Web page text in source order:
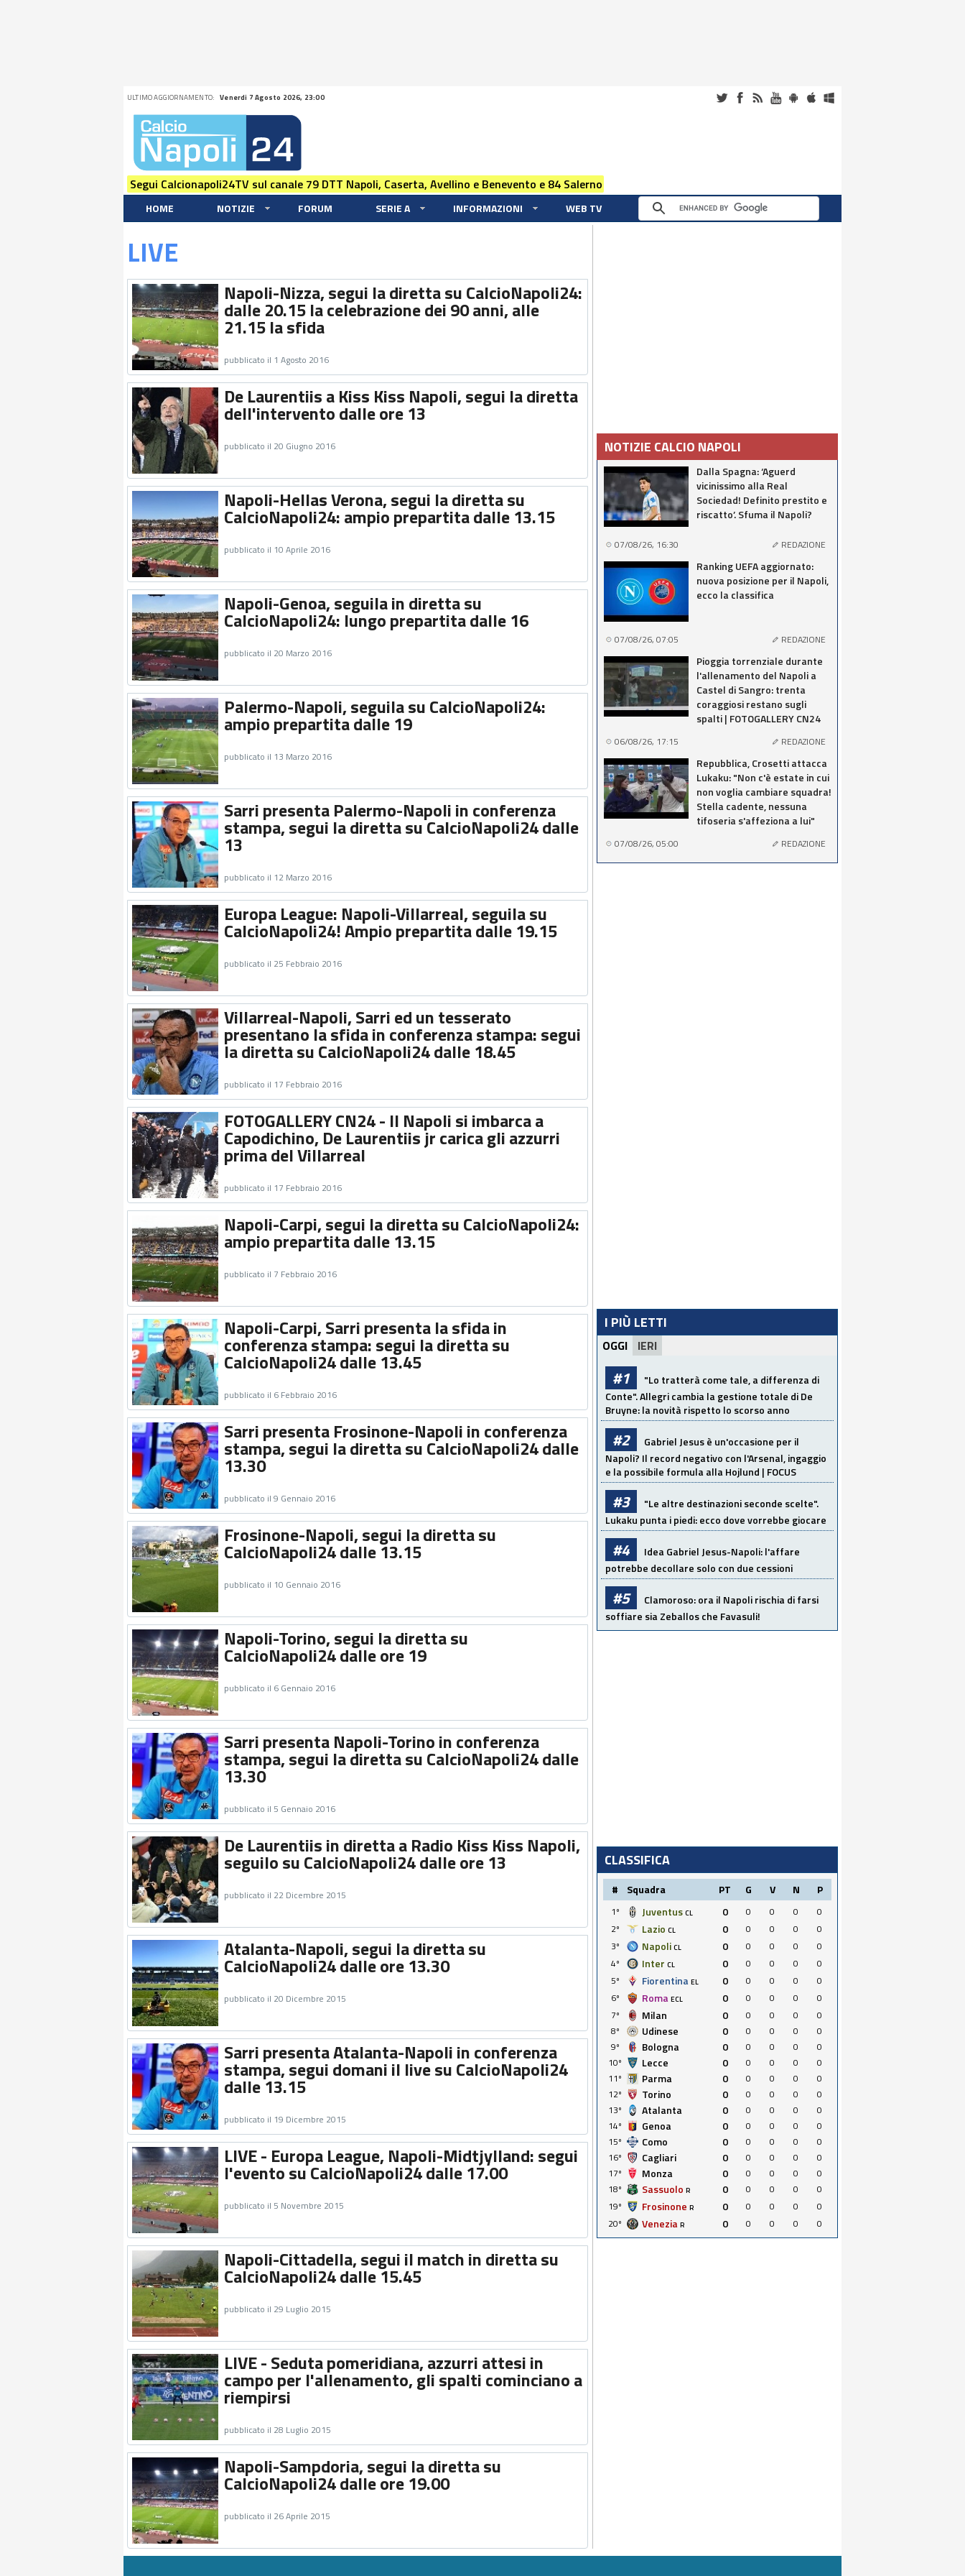
ULTIMO AGGIORNAMENTO: Venerdi 7 Agosto 2026, 23:00
Segui Calcionapoli24TV sul canale 79 DTT Napoli, Caserta, Avellino e Benevento e 84 Salerno
HOME NOTIZIE FORUM SERIE A INFORMAZIONI WEB TV
LIVE
Napoli-Nizza, segui la diretta su CalcioNapoli24:
dalle 20.15 la celebrazione dei 90 anni, alle
21.15 la sfida
pubblicato il 1 Agosto 2016
De Laurentiis a Kiss Kiss Napoli, segui la diretta
dell'intervento dalle ore 13
pubblicato il 20 Giugno 2016
Napoli-Hellas Verona, segui la diretta su
CalcioNapoli24: ampio prepartita dalle 13.15
pubblicato il 10 Aprile 2016
Napoli-Genoa, seguila in diretta su
CalcioNapoli24: lungo prepartita dalle 16
pubblicato il 20 Marzo 2016
Palermo-Napoli, seguila su CalcioNapoli24:
ampio prepartita dalle 19
pubblicato il 13 Marzo 2016
Sarri presenta Palermo-Napoli in conferenza
stampa, segui la diretta su CalcioNapoli24 dalle
13
pubblicato il 12 Marzo 2016
Europa League: Napoli-Villarreal, seguila su
CalcioNapoli24! Ampio prepartita dalle 19.15
pubblicato il 25 Febbraio 2016
Villarreal-Napoli, Sarri ed un tesserato
presentano la sfida in conferenza stampa: segui
la diretta su CalcioNapoli24 dalle 18.45
pubblicato il 17 Febbraio 2016
FOTOGALLERY CN24 - Il Napoli si imbarca a
Capodichino, De Laurentiis jr carica gli azzurri
prima del Villarreal
pubblicato il 17 Febbraio 2016
Napoli-Carpi, segui la diretta su CalcioNapoli24:
ampio prepartita dalle 13.15
pubblicato il 7 Febbraio 2016
Napoli-Carpi, Sarri presenta la sfida in
conferenza stampa: segui la diretta su
CalcioNapoli24 dalle 13.45
pubblicato il 6 Febbraio 2016
Sarri presenta Frosinone-Napoli in conferenza
stampa, segui la diretta su CalcioNapoli24 dalle
13.30
pubblicato il 9 Gennaio 2016
Frosinone-Napoli, segui la diretta su
CalcioNapoli24 dalle 13.15
pubblicato il 10 Gennaio 2016
Napoli-Torino, segui la diretta su
CalcioNapoli24 dalle ore 19
pubblicato il 6 Gennaio 2016
Sarri presenta Napoli-Torino in conferenza
stampa, segui la diretta su CalcioNapoli24 dalle
13.30
pubblicato il 5 Gennaio 2016
De Laurentiis in diretta a Radio Kiss Kiss Napoli,
seguilo su CalcioNapoli24 dalle ore 13
pubblicato il 22 Dicembre 2015
Atalanta-Napoli, segui la diretta su
CalcioNapoli24 dalle ore 13.30
pubblicato il 20 Dicembre 2015
Sarri presenta Atalanta-Napoli in conferenza
stampa, segui domani il live su CalcioNapoli24
dalle 13.15
pubblicato il 19 Dicembre 2015
LIVE - Europa League, Napoli-Midtjylland: segui
l'evento su CalcioNapoli24 dalle 17.00
pubblicato il 5 Novembre 2015
Napoli-Cittadella, segui il match in diretta su
CalcioNapoli24 dalle 15.45
pubblicato il 29 Luglio 2015
LIVE - Seduta pomeridiana, azzurri attesi in
campo per l'allenamento, gli spalti cominciano a
riempirsi
pubblicato il 28 Luglio 2015
Napoli-Sampdoria, segui la diretta su
CalcioNapoli24 dalle ore 19.00
pubblicato il 26 Aprile 2015
NOTIZIE CALCIO NAPOLI
Dalla Spagna: ‘Aguerd
vicinissimo alla Real
Sociedad! Definito prestito e
riscatto’. Sfuma il Napoli?
07/08/26, 16:30 REDAZIONE
Ranking UEFA aggiornato:
nuova posizione per il Napoli,
ecco la classifica
07/08/26, 07:05 REDAZIONE
Pioggia torrenziale durante
l'allenamento del Napoli a
Castel di Sangro: trenta
coraggiosi restano sugli
spalti | FOTOGALLERY CN24
06/08/26, 17:15 REDAZIONE
Repubblica, Crosetti attacca
Lukaku: "Non c'è estate in cui
non voglia cambiare squadra!
Stella cadente, nessuna
tifoseria s'affeziona a lui"
07/08/26, 05:00 REDAZIONE
I PIÙ LETTI
OGGI IERI
#1 "Lo tratterà come tale, a differenza di
Conte". Allegri cambia la gestione totale di De
Bruyne: la novità rispetto lo scorso anno
#2 Gabriel Jesus è un'occasione per il
Napoli? Il record negativo con l'Arsenal, ingaggio
e la possibile formula alla Hojlund | FOCUS
#3 "Le altre destinazioni seconde scelte".
Lukaku punta i piedi: ecco dove vorrebbe giocare
#4 Idea Gabriel Jesus-Napoli: l'affare
potrebbe decollare solo con due cessioni
#5 Clamoroso: ora il Napoli rischia di farsi
soffiare sia Zeballos che Favasuli!
CLASSIFICA
# Squadra PT G V N P
1º Juventus CL 0 0 0 0
0
2º
Lazio CL 0 0 0 0
0
3º
Napoli CL 0 0 0 0
0
4º
Inter CL 0 0 0 0
0
5º
Fiorentina EL 0 0 0 0
0
6º
Roma ECL 0 0 0 0
0
7º
Milan 0 0 0 0
0
8º
Udinese 0 0 0 0
0
9º
Bologna 0 0 0 0
0
10º
Lecce 0 0 0 0
0
11º
Parma 0 0 0 0
0
12º
Torino 0 0 0 0
0
13º
Atalanta 0 0 0 0
0
14º
Genoa 0 0 0 0
0
15º
Como 0 0 0 0
0
16º
Cagliari 0 0 0 0
0
17º
Monza 0 0 0 0
0
18º
Sassuolo R 0 0 0 0
0
19º
Frosinone R 0 0 0 0
0
20º
Venezia R 0 0 0 0 0